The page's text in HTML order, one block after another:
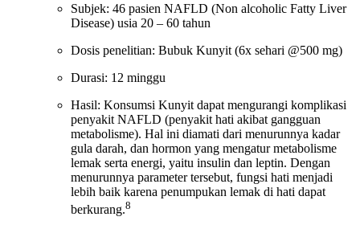
Subjek: 46 pasien NAFLD (Non alcoholic Fatty Liver
Disease) usia 20 – 60 tahun
Dosis penelitian: Bubuk Kunyit (6x sehari @500 mg)
Durasi: 12 minggu
Hasil: Konsumsi Kunyit dapat mengurangi komplikasi
penyakit NAFLD (penyakit hati akibat gangguan
metabolisme). Hal ini diamati dari menurunnya kadar
gula darah, dan hormon yang mengatur metabolisme
lemak serta energi, yaitu insulin dan leptin. Dengan
menurunnya parameter tersebut, fungsi hati menjadi
lebih baik karena penumpukan lemak di hati dapat
berkurang.8